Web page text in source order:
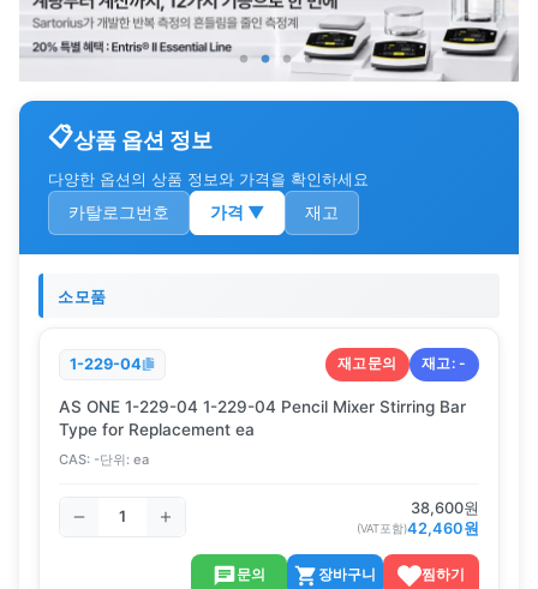
상품 옵션 정보
다양한 옵션의 상품 정보와 가격을 확인하세요
카탈로그번호 가격 ▼ 재고
소모품
1-229-04 재고문의 재고:-
AS ONE 1-229-04 1-229-04 Pencil Mixer Stirring Bar
Type for Replacement ea
CAS: -단위: ea
38,600원
(VAT포함)42,460원
문의 장바구니 찜하기